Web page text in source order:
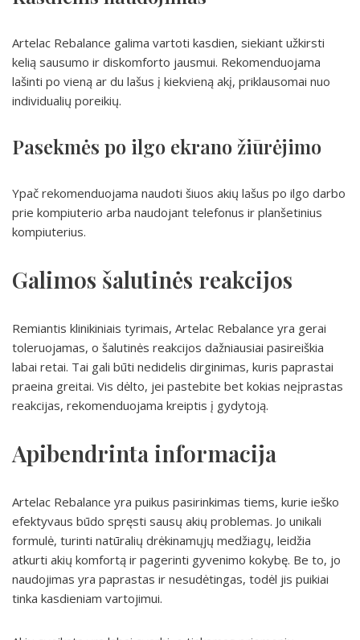
Artelac Rebalance galima vartoti kasdien, siekiant užkirsti
kelią sausumo ir diskomforto jausmui. Rekomenduojama
lašinti po vieną ar du lašus į kiekvieną akį, priklausomai nuo
individualių poreikių.
Pasekmės po ilgo ekrano žiūrėjimo
Ypač rekomenduojama naudoti šiuos akių lašus po ilgo darbo
prie kompiuterio arba naudojant telefonus ir planšetinius
kompiuterius.
Galimos šalutinės reakcijos
Remiantis klinikiniais tyrimais, Artelac Rebalance yra gerai
toleruojamas, o šalutinės reakcijos dažniausiai pasireiškia
labai retai. Tai gali būti nedidelis dirginimas, kuris paprastai
praeina greitai. Vis dėlto, jei pastebite bet kokias neįprastas
reakcijas, rekomenduojama kreiptis į gydytoją.
Apibendrinta informacija
Artelac Rebalance yra puikus pasirinkimas tiems, kurie ieško
efektyvaus būdo spręsti sausų akių problemas. Jo unikali
formulė, turinti natūralių drėkinamųjų medžiagų, leidžia
atkurti akių komfortą ir pagerinti gyvenimo kokybę. Be to, jo
naudojimas yra paprastas ir nesudėtingas, todėl jis puikiai
tinka kasdieniam vartojimui.